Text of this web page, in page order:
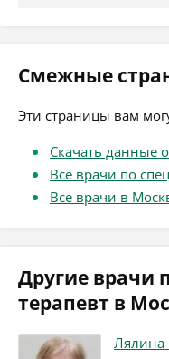
Смежные
Эти страницы вам
Скачать данные
Все врачи по
Все врачи в
Другие врачи
терапевт в
Лялина